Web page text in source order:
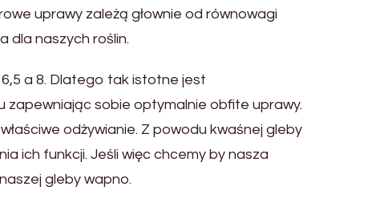
uprawy zależą głownie od równowagi
dla naszych roślin.
6,5 a 8. Dlatego tak istotne jest
zapewniając sobie optymalnie obfite uprawy.
odżywianie. Z powodu kwaśnej gleby
ich funkcji. Jeśli więc chcemy by nasza
gleby wapno.